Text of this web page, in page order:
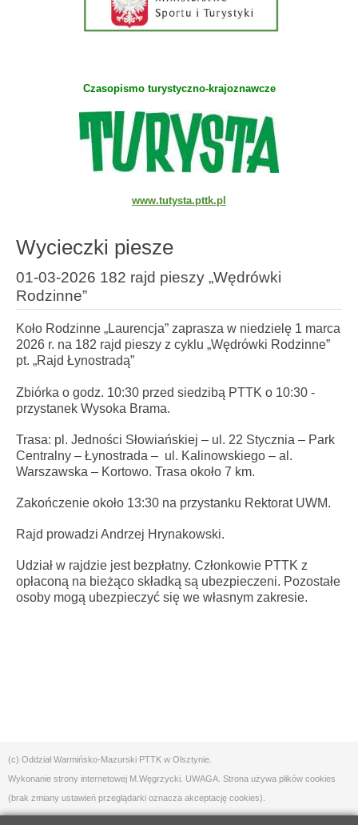
Czasopismo turystyczno-krajoznawcze
www.tutysta.pttk.pl
Wycieczki piesze
01-03-2026 182 rajd pieszy „Wędrówki
Rodzinne”
Koło Rodzinne „Laurencja” zaprasza w niedzielę 1 marca
2026 r. na 182 rajd pieszy z cyklu „Wędrówki Rodzinne”
pt. „Rajd Łynostradą”
Zbiórka o godz. 10:30 przed siedzibą PTTK o 10:30 -
przystanek Wysoka Brama.
Trasa: pl. Jedności Słowiańskiej – ul. 22 Stycznia – Park
Centralny – Łynostrada – ul. Kalinowskiego – al.
Warszawska – Kortowo. Trasa około 7 km.
Zakończenie około 13:30 na przystanku Rektorat UWM.
Rajd prowadzi Andrzej Hrynakowski.
Udział w rajdzie jest bezpłatny. Członkowie PTTK z
opłaconą na bieżąco składką są ubezpieczeni. Pozostałe
osoby mogą ubezpieczyć się we własnym zakresie.
(c) Oddział Warmińsko-Mazurski PTTK w Olsztynie.
Wykonanie strony internetowej M.Węgrzycki . UWAGA. Strona używa plików cookies
(brak zmiany ustawień przeglądarki oznacza akceptację cookies).